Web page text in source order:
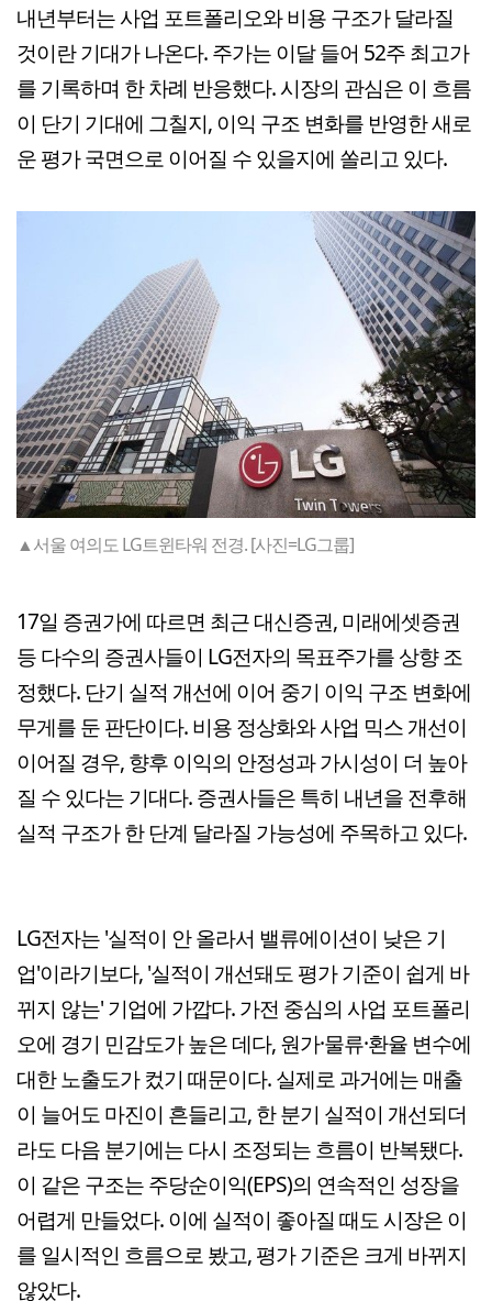
내년부터는 사업 포트폴리오와 비용 구조가 달라질
것이란 기대가 나온다. 주가는 이달 들어 52주 최고가
를 기록하며 한 차례 반응했다. 시장의 관심은 이 흐름
이 단기 기대에 그칠지, 이익 구조 변화를 반영한 새로
운 평가 국면으로 이어질 수 있을지에 쏠리고 있다.
▲서울 여의도 LG트윈타워 전경. [사진=LG그룹]
17일 증권가에 따르면 최근 대신증권, 미래에셋증권
등 다수의 증권사들이 LG전자의 목표주가를 상향 조
정했다. 단기 실적 개선에 이어 중기 이익 구조 변화에
무게를 둔 판단이다. 비용 정상화와 사업 믹스 개선이
이어질 경우, 향후 이익의 안정성과 가시성이 더 높아
질 수 있다는 기대다. 증권사들은 특히 내년을 전후해
실적 구조가 한 단계 달라질 가능성에 주목하고 있다.
LG전자는 '실적이 안 올라서 밸류에이션이 낮은 기
업'이라기보다, '실적이 개선돼도 평가 기준이 쉽게 바
뀌지 않는' 기업에 가깝다. 가전 중심의 사업 포트폴리
오에 경기 민감도가 높은 데다, 원가·물류·환율 변수에
대한 노출도가 컸기 때문이다. 실제로 과거에는 매출
이 늘어도 마진이 흔들리고, 한 분기 실적이 개선되더
라도 다음 분기에는 다시 조정되는 흐름이 반복됐다.
이 같은 구조는 주당순이익(EPS)의 연속적인 성장을
어렵게 만들었다. 이에 실적이 좋아질 때도 시장은 이
를 일시적인 흐름으로 봤고, 평가 기준은 크게 바뀌지
않았다.